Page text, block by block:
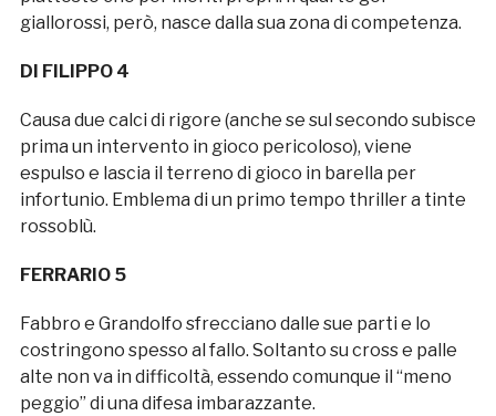
giallorossi, però, nasce dalla sua zona di competenza.
DI FILIPPO 4
Causa due calci di rigore (anche se sul secondo subisce
prima un intervento in gioco pericoloso), viene
espulso e lascia il terreno di gioco in barella per
infortunio. Emblema di un primo tempo thriller a tinte
rossoblù.
FERRARIO 5
Fabbro e Grandolfo sfrecciano dalle sue parti e lo
costringono spesso al fallo. Soltanto su cross e palle
alte non va in difficoltà, essendo comunque il “meno
peggio” di una difesa imbarazzante.